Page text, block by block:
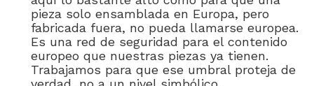
pieza solo ensamblada en Europa, pero
fabricada fuera, no pueda llamarse europea.
Es una red de seguridad para el contenido
europeo que nuestras piezas ya tienen.
Trabajamos para que ese umbral proteja de